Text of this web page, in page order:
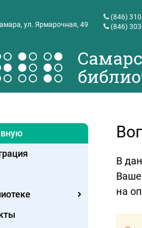
ул. Ярмарочная, 49
(846)
(846)
В
на